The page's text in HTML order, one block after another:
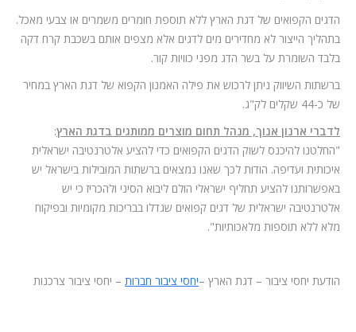
הדגים הקפואים של דגת הארץ ללא תוספת חומרים משמרים או צבעי מאכל.
בתהליך הייצור לא מחדירים מים לדגים אלא מצפים אותם בשכבת קרח דקה
בלבד השומרת על בשר הדג מפני כוויות קור.
ברשתות השיווק ניתן לרכוש את פילה האמנון הקפוא של דגת הארץ במחיר
של כ-44 שקלים לק"ג.
לדברי ארנון אנוך, מנהל תחום מוצרים ממותגים בדגת הארץ:
"החלטנו להיכנס לשוק הדגים הקפואים כדי להציע אלטרנטיבה ישראלית
איכותית ועדיפה. הודות לכך שאנו נמצאים ברשתות המובילות בישראל יש
באפשרותנו להציע תחליף ישראלי הולם ליבוא הסיני ולהכריז כי יש
אלטרנטיבה ישראלית של דגים קפואים שגדלו בבריכות מקומיות ובפיקוח
מלא ללא תוספות מלאכותיות".
הודעת יחסי ציבור – דגת הארץ –יחסי ציבור חברות – יחסי ציבור צרכנות